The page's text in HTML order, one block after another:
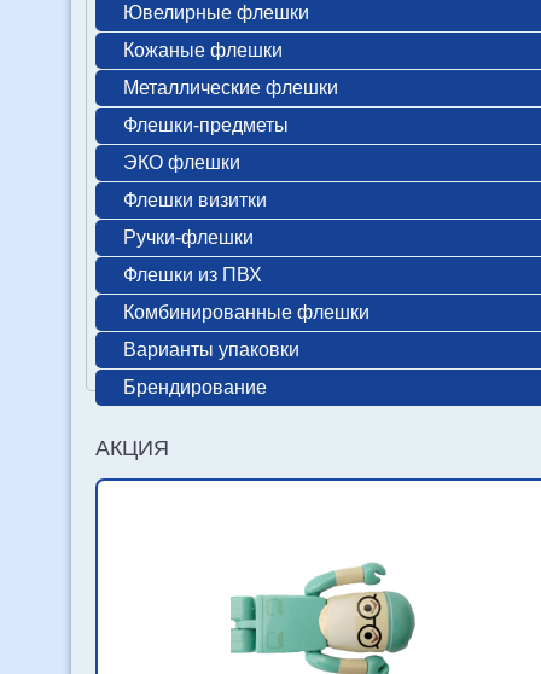
Ювелирные флешки
Кожаные флешки
Металлические флешки
Флешки-предметы
ЭКО флешки
Флешки визитки
Ручки-флешки
Флешки из ПВХ
Комбинированные флешки
Варианты упаковки
Брендирование
АКЦИЯ